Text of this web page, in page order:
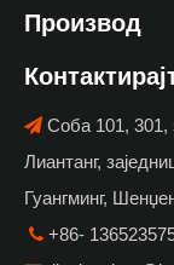
Производ
 Соба 101, 301,
Лиантанг,
Гуангминг,
 +86-